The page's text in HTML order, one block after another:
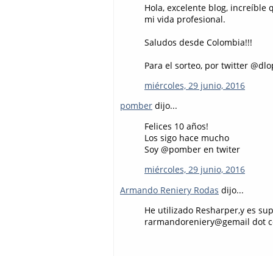
Hola, excelente blog, increíble
mi vida profesional.
Saludos desde Colombia!!!
Para el sorteo, por twitter
miércoles, 29 junio, 2016
pomber dijo...
Felices 10 años!
Los sigo hace mucho
Soy @pomber en twiter
miércoles, 29 junio, 2016
Armando Reniery Rodas dijo...
He utilizado Resharper,y es
rarmandoreniery@gemail dot